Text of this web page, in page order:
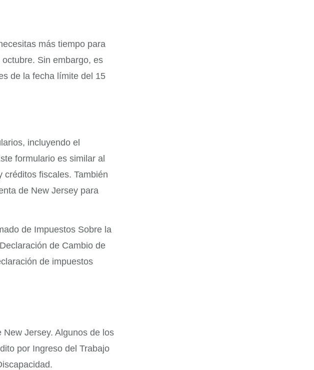
más tiempo para
Sin embargo, es
de la fecha límite del 15
incluyendo el
formulario es similar al
fiscales. También
de New Jersey para
de Impuestos Sobre la
de Cambio de
de impuestos
Jersey. Algunos de los
por Ingreso del Trabajo